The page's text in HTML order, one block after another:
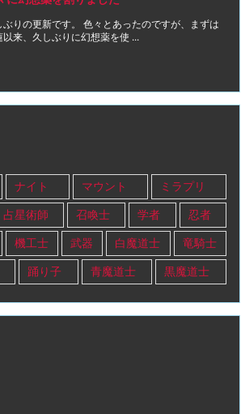
ぶりの更新です。 色々とあったのですが、まずは
以来、久しぶりに幻想薬を使 ...
ナイト マウント ミラプリ
占星術師 召喚士 学者 忍者
機工士 武器 白魔道士 竜騎士
踊り子 青魔道士 黒魔道士